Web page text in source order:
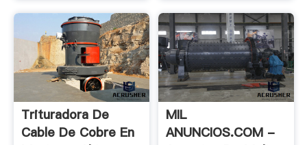
Trituradora De
Cable De Cobre En
MIL
ANUNCIOS.COM -